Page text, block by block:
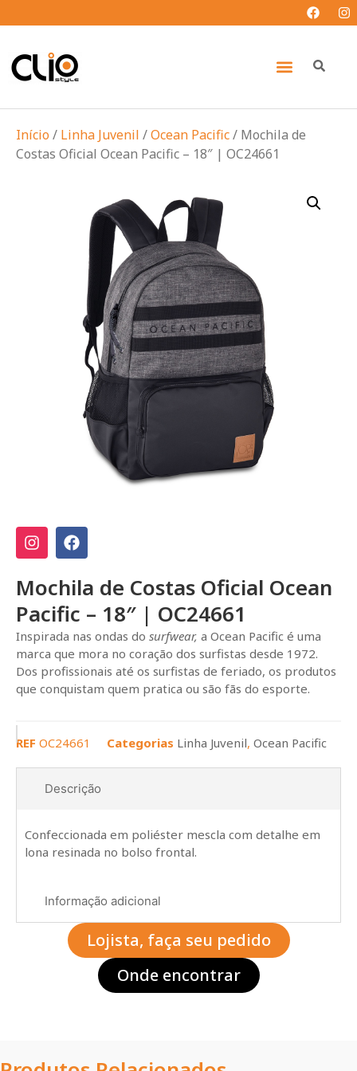
Início / Linha Juvenil /Ocean Pacific/ Mochila de
Costas Oficial Ocean Pacific – 18″ | OC24661
Mochila de Costas Oficial Ocean
Pacific – 18″ | OC24661
Inspirada nas ondas do surfwear, a Ocean Pacific é uma
marca que mora no coração dos surfistas desde 1972.
Dos profissionais até os surfistas de feriado, os produtos
que conquistam quem pratica ou são fãs do esporte.
REF OC24661 Categorias Linha Juvenil, Ocean Pacific
Descrição
Informação adicional
Confeccionada em poliéster mescla com detalhe em
lona resinada no bolso frontal.
Lojista, faça seu pedido
Onde encontrar